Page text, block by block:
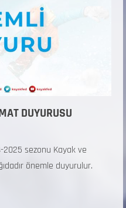
DUYURUSU
sezonu Kayak ve
önemle duyurulur.